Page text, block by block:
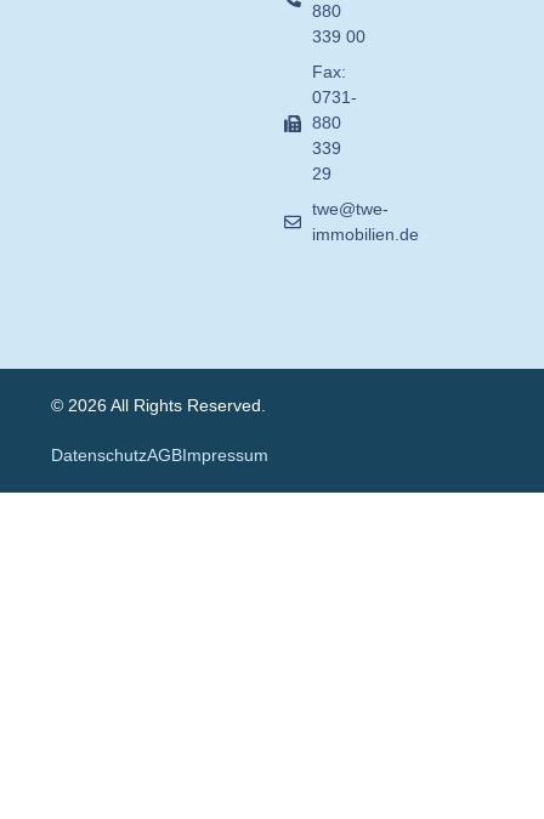
880
339 00
Fax:
0731-
880
339
29
twe@twe-
immobilien.de
© 2026 All Rights Reserved.
DatenschutzAGBImpressum